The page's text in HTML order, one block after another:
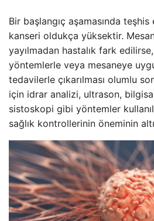
Bir başlangıç ​​aşamasında
kanseri oldukça yüksektir.
yayılmadan hastalık fark
yöntemlerle veya mesaneye
tedavilerle çıkarılması olumlu
için idrar analizi, ultrason,
sistoskopi gibi yöntemler
sağlık kontrollerinin öneminin